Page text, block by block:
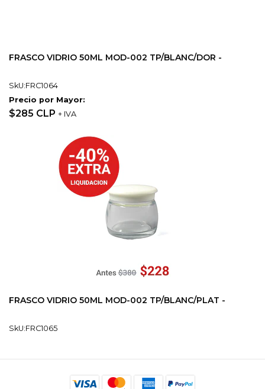
FRASCO VIDRIO 50ML MOD-002 TP/BLANC/DOR -
SkU:FRC1064
Precio por Mayor:
$285 CLP + IVA
FRASCO VIDRIO 50ML MOD-002 TP/BLANC/PLAT -
SkU:FRC1065